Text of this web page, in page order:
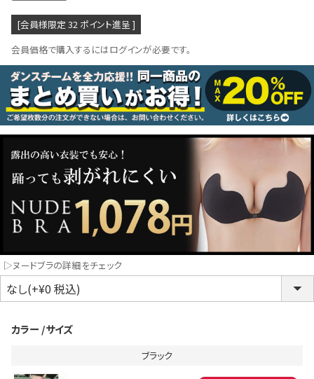
LINE連携でクーポンもらえる!!
同一商品まとめ買いキャンペーン
浴衣
コスプレ
クリスマス
[会員様限定 32 ポイント進呈 ]
会員価格で購入するにはログインが必要です。
▷ヌードブラの詳細をチェック
カラー サイズ
ブラック